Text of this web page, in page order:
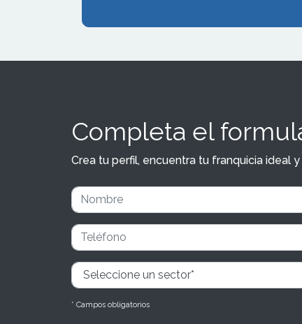
Completa el
Crea tu perfil, encuentra tu franquicia ideal
* Campos obligatorios